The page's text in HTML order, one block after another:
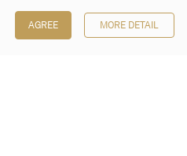
AGREE MORE DETAIL